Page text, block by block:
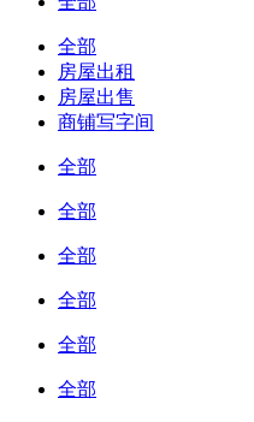
全部
房屋出租
房屋出售
商铺写字间
全部
全部
全部
全部
全部
全部